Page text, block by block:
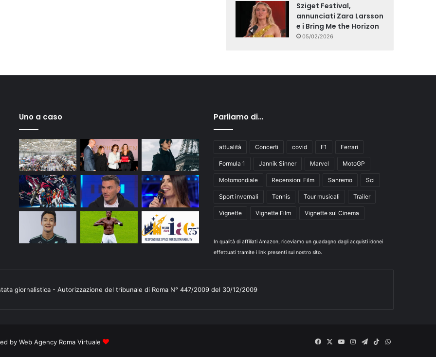
Sziget Festival,
annunciati Zara Larsson
e i Bring Me the Horizon
05/02/2026
Uno a caso Parliamo di…
attualità Concerti covid F1 Ferrari
Formula 1 Jannik Sinner Marvel MotoGP
Motomondiale Recensioni Film Sanremo Sci
Sport invernali Tennis Tour musicali Trailer
Vignette Vignette Film Vignette sul Cinema
In qualità di affiliati Amazon, riceviamo un guadagno dagli acquisti idonei
effettuati tramite i link presenti sul nostro sito.
giornalistica - Autorizzazione del tribunale di Roma N° 447/2009 del 30/12/2009
by Web Agency Roma Virtuale Facebook
X
YouInstagram
Telegram
TikTokWhatsApp